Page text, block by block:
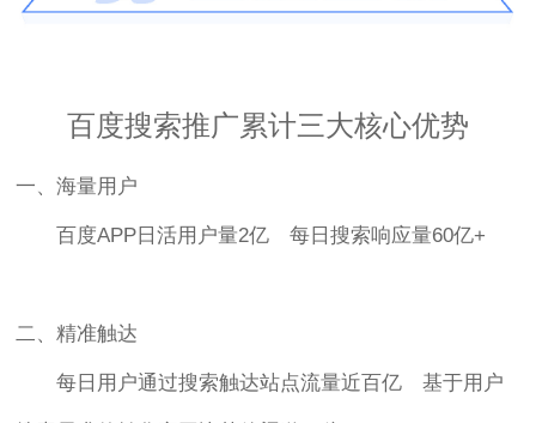
百度搜索推广累计三大核心优势
一、海量用户
百度APP日活用户量2亿 每日搜索响应量60亿+
二、精准触达
每日用户通过搜索触达站点流量近百亿 基于用户